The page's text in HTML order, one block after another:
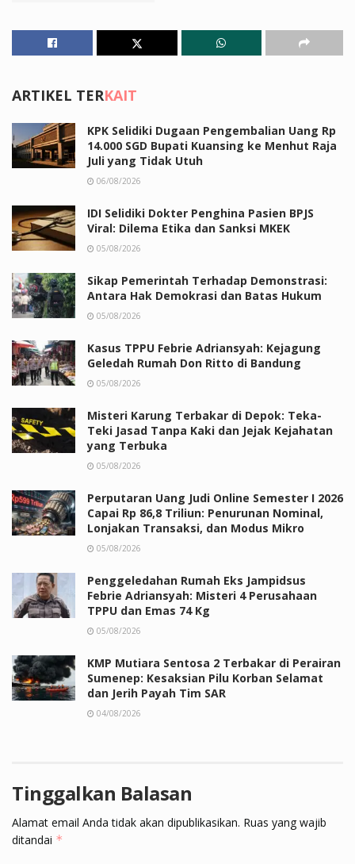
ARTIKEL TERKAIT
KPK Selidiki Dugaan Pengembalian Uang Rp
14.000 SGD Bupati Kuansing ke Menhut Raja
Juli yang Tidak Utuh
06/08/2026
IDI Selidiki Dokter Penghina Pasien BPJS
Viral: Dilema Etika dan Sanksi MKEK
05/08/2026
Sikap Pemerintah Terhadap Demonstrasi:
Antara Hak Demokrasi dan Batas Hukum
05/08/2026
Kasus TPPU Febrie Adriansyah: Kejagung
Geledah Rumah Don Ritto di Bandung
05/08/2026
Misteri Karung Terbakar di Depok: Teka-
Teki Jasad Tanpa Kaki dan Jejak Kejahatan
yang Terbuka
05/08/2026
Perputaran Uang Judi Online Semester I 2026
Capai Rp 86,8 Triliun: Penurunan Nominal,
Lonjakan Transaksi, dan Modus Mikro
05/08/2026
Penggeledahan Rumah Eks Jampidsus
Febrie Adriansyah: Misteri 4 Perusahaan
TPPU dan Emas 74 Kg
05/08/2026
KMP Mutiara Sentosa 2 Terbakar di Perairan
Sumenep: Kesaksian Pilu Korban Selamat
dan Jerih Payah Tim SAR
04/08/2026
Tinggalkan Balasan
Alamat email Anda tidak akan dipublikasikan. Ruas yang wajib
ditandai *